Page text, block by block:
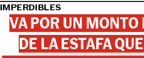
IMPERDIBLES
VA POR UN MONTO
DE LA ESTAFA